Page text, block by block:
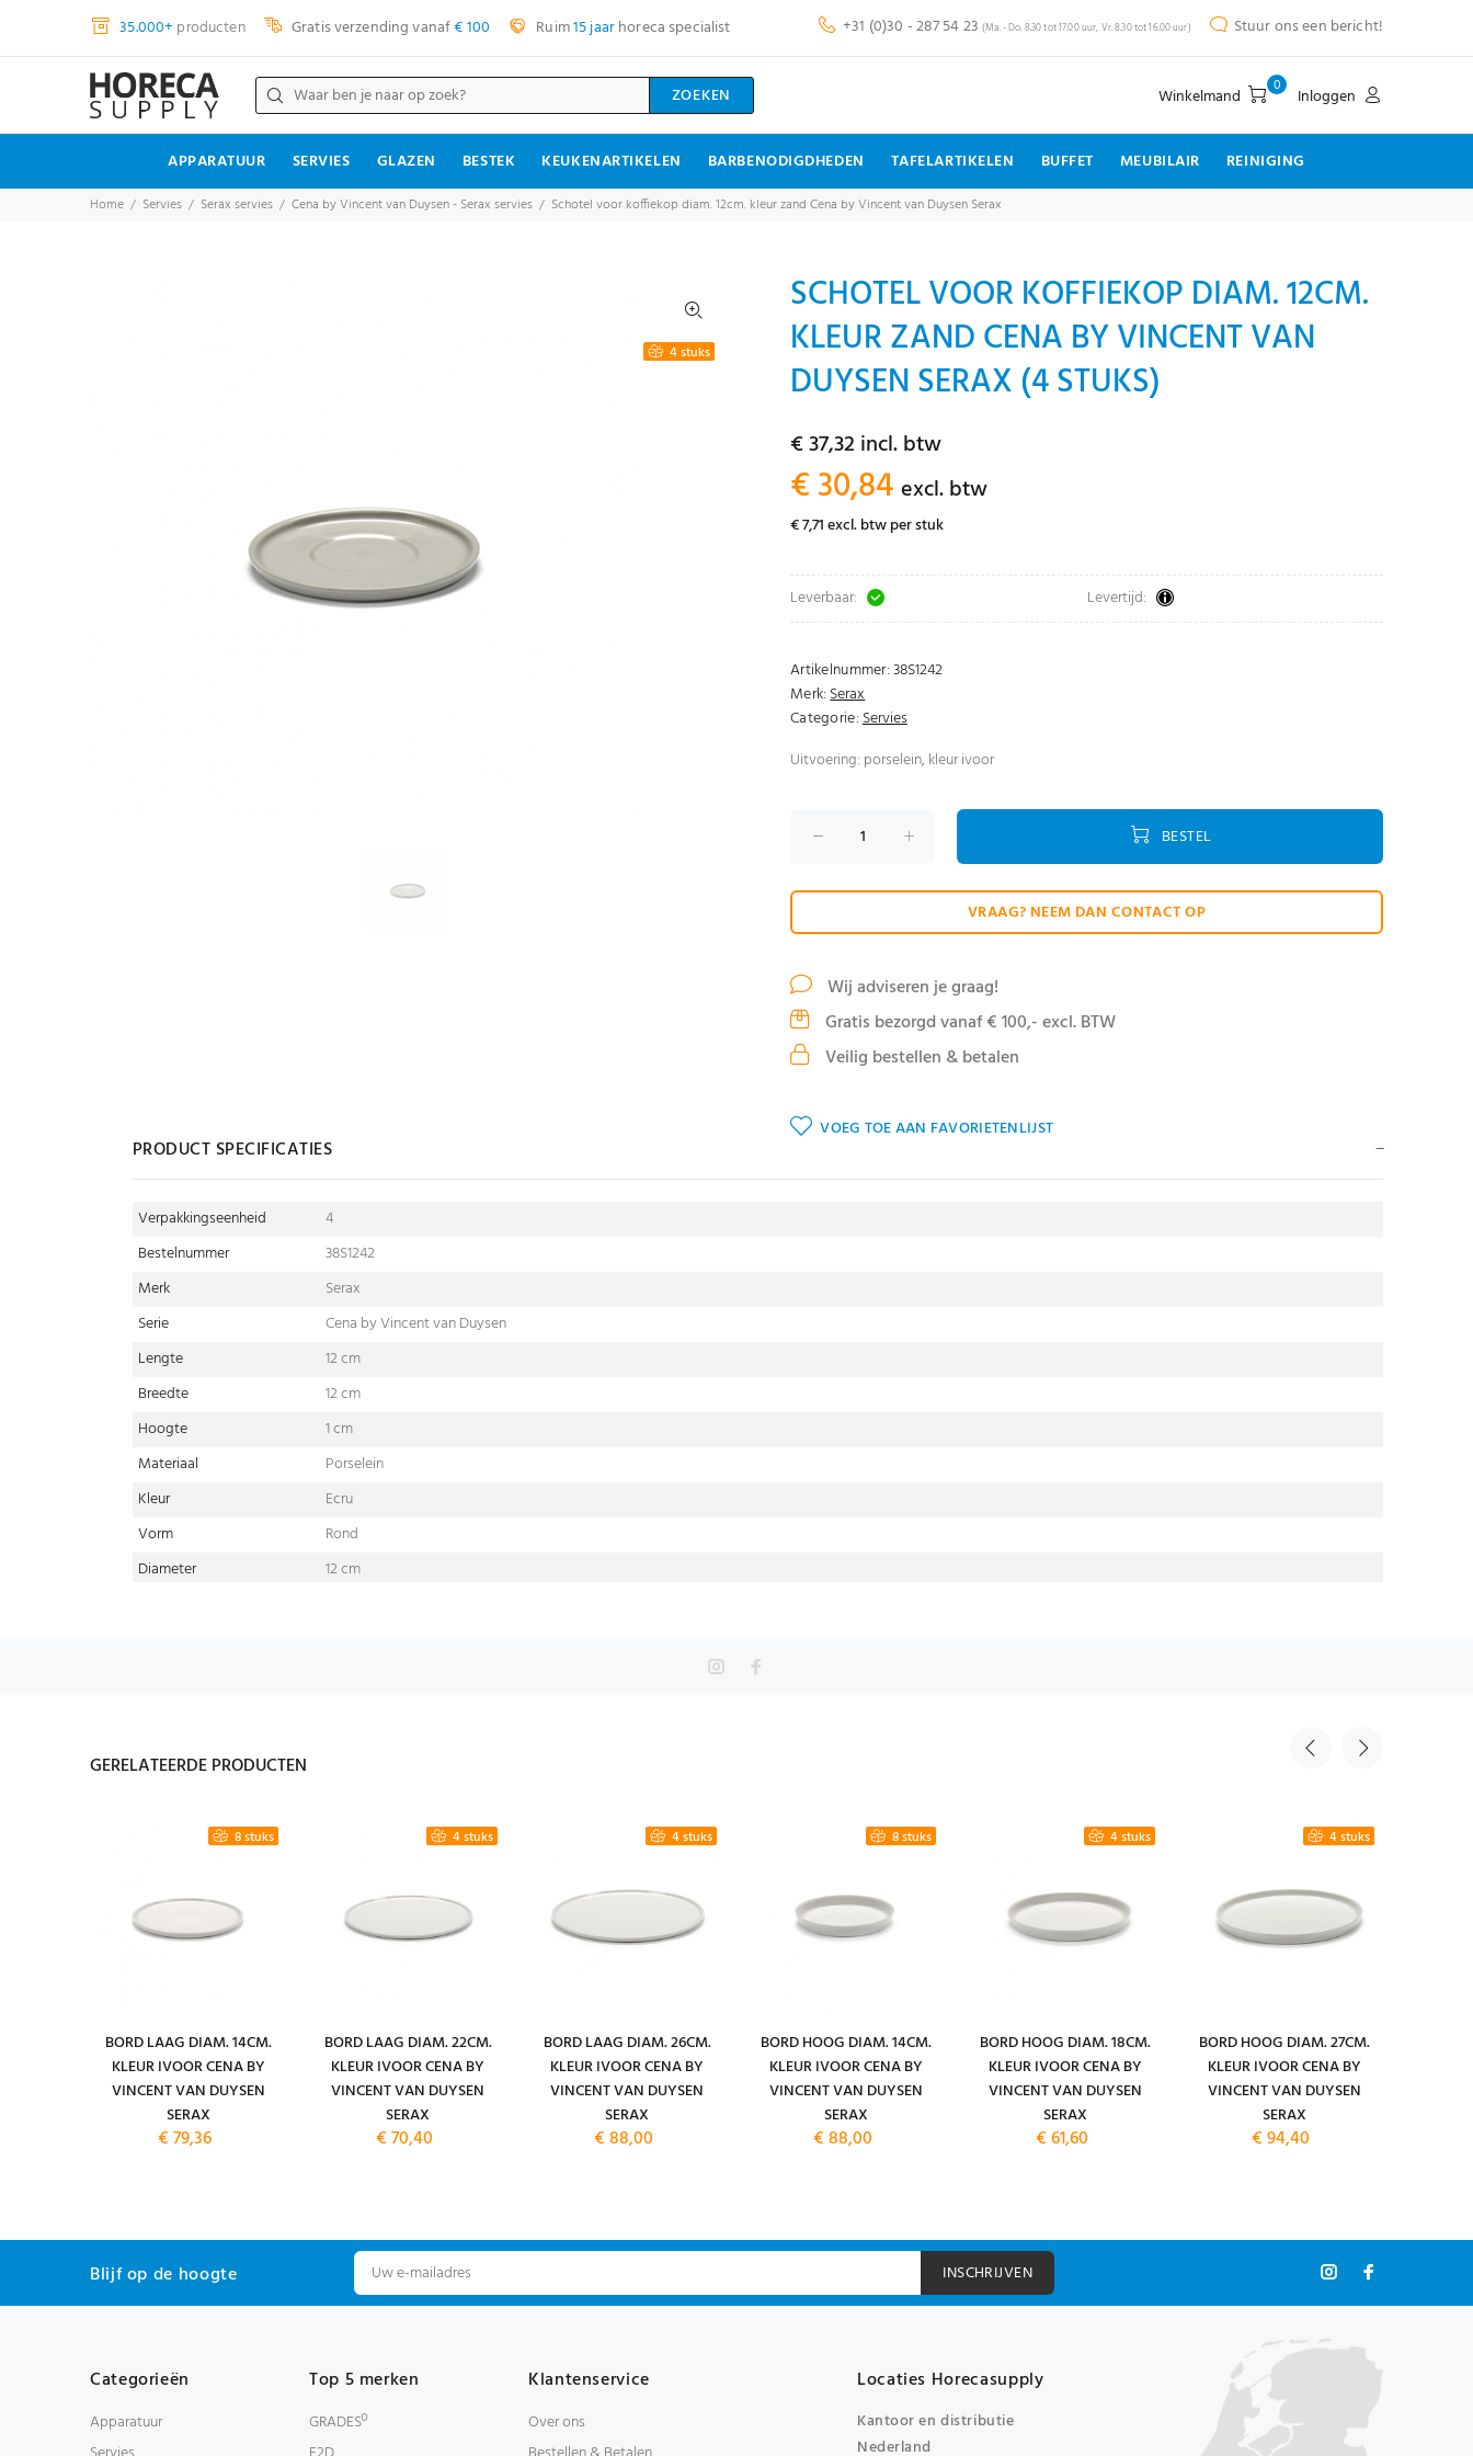
35.000+ producten Gratis verzending vanaf€ 100 Ruim15 jaarhoreca specialist +31 (0)30 - 287 54 23 (Ma. - Do. 8.30 tot 17.00 uur, Vr. 8.30 tot 16.00 uur) Stuur ons een bericht!
ZOEKEN Winkelmand 0 Inloggen
APPARATUUR SERVIES GLAZEN BESTEK KEUKENARTIKELEN BARBENODIGDHEDEN TAFELARTIKELEN BUFFET MEUBILAIR REINIGING
Home Servies Serax servies Cena by Vincent van Duysen - Serax servies Schotel voor koffiekop diam. 12cm. kleur zand Cena by Vincent van Duysen Serax
4 stuks
SCHOTEL VOOR KOFFIEKOP DIAM. 12CM.
KLEUR ZAND CENA BY VINCENT VAN
DUYSEN SERAX (4 STUKS)
€ 37,32 incl. btw
€ 30,84 excl. btw
€ 7,71 excl. btw per stuk
Leverbaar: Levertijd:
Artikelnummer:38S1242
Merk:Serax
Categorie:Servies
Uitvoering: porselein, kleur ivoor
BESTEL
VRAAG? NEEM DAN CONTACT OP
Wij adviseren je graag!
Gratis bezorgd vanaf € 100,- excl. BTW
Veilig bestellen & betalen
VOEG TOE AAN FAVORIETENLIJST
PRODUCT SPECIFICATIES
Verpakkingseenheid
4
Bestelnummer
38S1242
Merk
Serax
Serie
Cena by Vincent van Duysen
Lengte
12 cm
Breedte
12 cm
Hoogte
1 cm
Materiaal
Porselein
Kleur
Ecru
Vorm
Rond
Diameter
12 cm
GERELATEERDE PRODUCTEN
8 stuks
BORD LAAG DIAM. 14CM.
KLEUR IVOOR CENA BY
VINCENT VAN DUYSEN
SERAX
€ 79,36
4 stuks
BORD LAAG DIAM. 22CM.
KLEUR IVOOR CENA BY
VINCENT VAN DUYSEN
SERAX
€ 70,40
4 stuks
BORD LAAG DIAM. 26CM.
KLEUR IVOOR CENA BY
VINCENT VAN DUYSEN
SERAX
€ 88,00
8 stuks
BORD HOOG DIAM. 14CM.
KLEUR IVOOR CENA BY
VINCENT VAN DUYSEN
SERAX
€ 88,00
4 stuks
BORD HOOG DIAM. 18CM.
KLEUR IVOOR CENA BY
VINCENT VAN DUYSEN
SERAX
€ 61,60
4 stuks
BORD HOOG DIAM. 27CM.
KLEUR IVOOR CENA BY
VINCENT VAN DUYSEN
SERAX
€ 94,40
Blijf op de hoogte INSCHRIJVEN
Categorieën
Apparatuur
Top 5 merken
GRADESº
Klantenservice
Over ons
Locaties Horecasupply
Kantoor en distributie
Nederland